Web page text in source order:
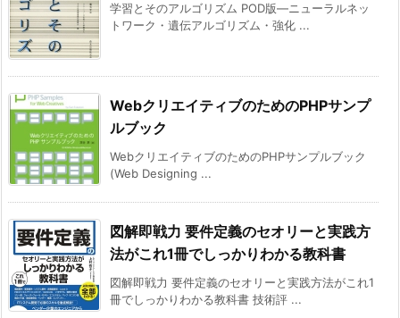
学習とそのアルゴリズム POD版―ニューラルネッ
トワーク・遺伝アルゴリズム・強化 ...
WebクリエイティブのためのPHPサンプ
ルブック
WebクリエイティブのためのPHPサンプルブック
(Web Designing ...
図解即戦力 要件定義のセオリーと実践方
法がこれ1冊でしっかりわかる教科書
図解即戦力 要件定義のセオリーと実践方法がこれ1
冊でしっかりわかる教科書 技術評 ...